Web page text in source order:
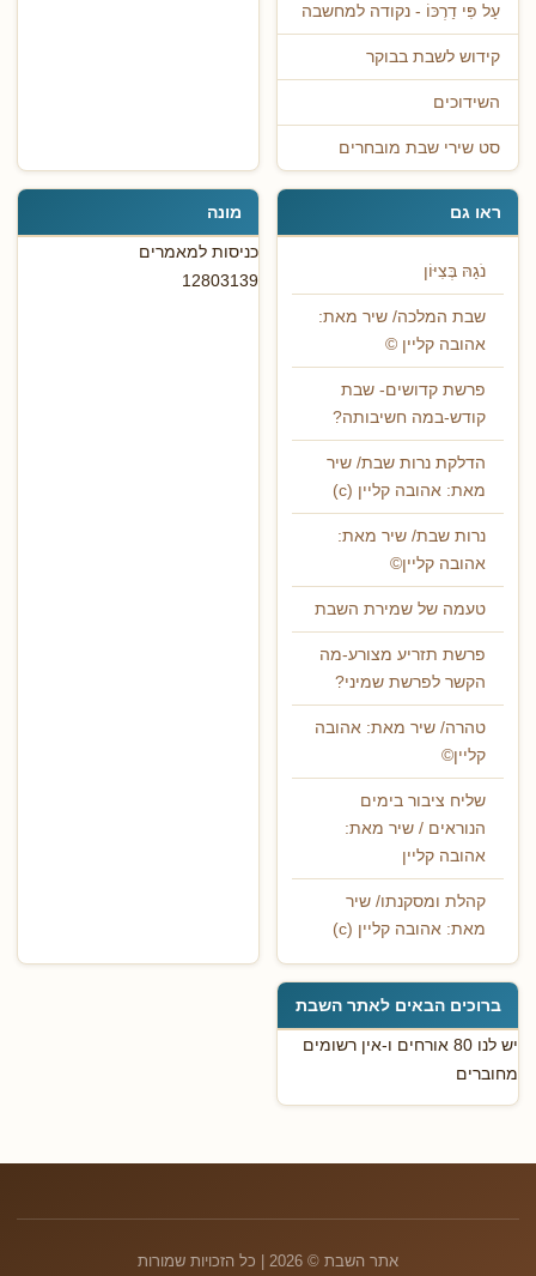
עַל פִּי דַרְכּוֹ - נקודה למחשבה
קידוש לשבת בבוקר
השידוכים
סט שירי שבת מובחרים
ראו גם
נֹגַהּ בְּצִיּוֹן
שבת המלכה/ שיר מאת:
אהובה קליין ©
פרשת קדושים- שבת
קודש-במה חשיבותה?
הדלקת נרות שבת/ שיר
מאת: אהובה קליין (c)
נרות שבת/ שיר מאת:
אהובה קליין©
טעמה של שמירת השבת
פרשת תזריע מצורע-מה
הקשר לפרשת שמיני?
טהרה/ שיר מאת: אהובה
קליין©
שליח ציבור בימים
הנוראים / שיר מאת:
אהובה קליין
קהלת ומסקנתו/ שיר
מאת: אהובה קליין (c)
מונה
כניסות למאמרים
12803139
ברוכים הבאים לאתר השבת
יש לנו 80 אורחים ו-אין רשומים
מחוברים
אתר השבת © 2026 | כל הזכויות שמורות